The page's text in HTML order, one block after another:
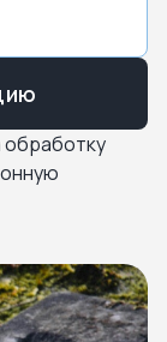
обработку